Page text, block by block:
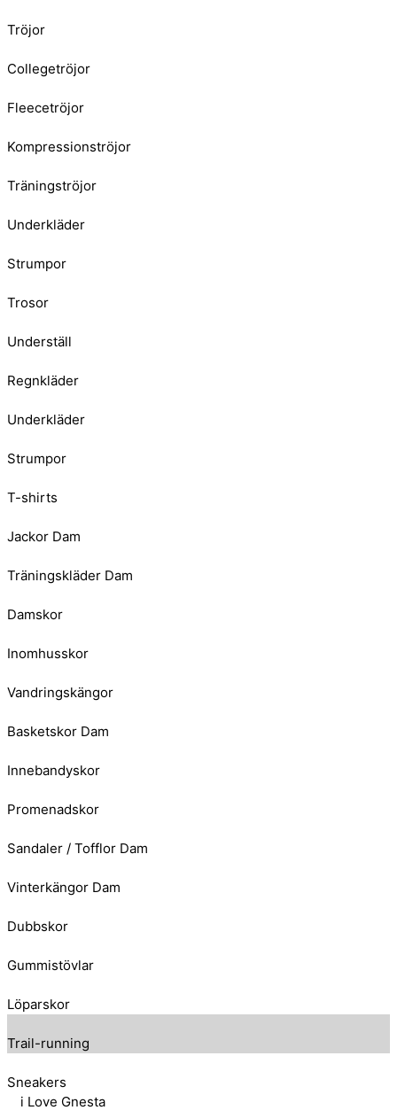
Tröjor
Collegetröjor
Fleecetröjor
Kompressionströjor
Träningströjor
Underkläder
Strumpor
Trosor
Underställ
Regnkläder
Underkläder
Strumpor
T-shirts
Jackor Dam
Träningskläder Dam
Damskor
Inomhusskor
Vandringskängor
Basketskor Dam
Innebandyskor
Promenadskor
Sandaler / Tofflor Dam
Vinterkängor Dam
Dubbskor
Gummistövlar
Löparskor
Trail-running
Sneakers
i Love Gnesta